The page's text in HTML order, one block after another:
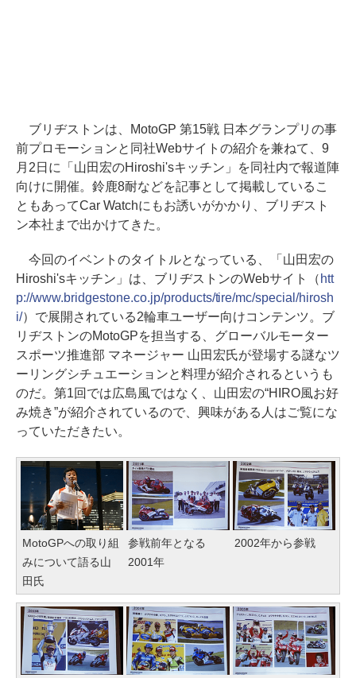
ブリヂストンは、MotoGP 第15戦 日本グランプリの事
前プロモーションと同社Webサイトの紹介を兼ねて、9
月2日に「山田宏のHiroshi'sキッチン」を同社内で報道陣
向けに開催。鈴鹿8耐などを記事として掲載しているこ
ともあってCar Watchにもお誘いがかかり、ブリヂスト
ン本社まで出かけてきた。
今回のイベントのタイトルとなっている、「山田宏の
Hiroshi'sキッチン」は、ブリヂストンのWebサイト（ htt
p://www.bridgestone.co.jp/products/tire/mc/special/hirosh
i/）で展開されている2輪車ユーザー向けコンテンツ。ブ
リヂストンのMotoGPを担当する、グローバルモーター
スポーツ推進部 マネージャー 山田宏氏が登場する謎なツ
ーリングシチュエーションと料理が紹介されるというも
のだ。第1回では広島風ではなく、山田宏の“HIRO風お好
み焼き”が紹介されているので、興味がある人はご覧にな
っていただきたい。
MotoGPへの取り組
みについて語る山
田氏
参戦前年となる
2001年
2002年から参戦